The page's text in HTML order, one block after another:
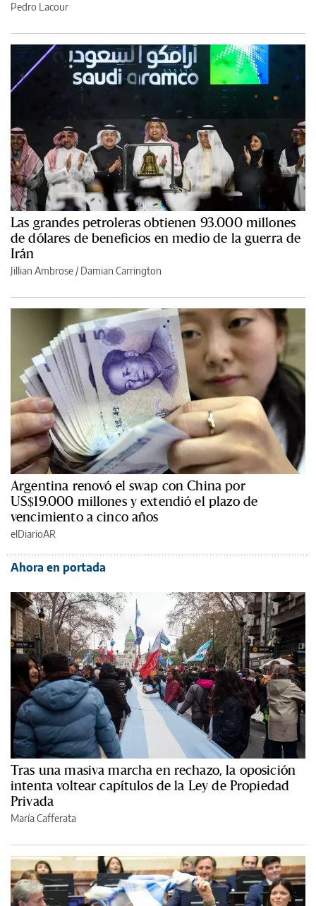
Pedro Lacour
Las grandes petroleras obtienen 93.000 millones
de dólares de beneficios en medio de la guerra de
Irán
Jillian Ambrose / Damian Carrington
Argentina renovó el swap con China por
US$19.000 millones y extendió el plazo de
vencimiento a cinco años
elDiarioAR
Ahora en portada
Tras una masiva marcha en rechazo, la oposición
intenta voltear capítulos de la Ley de Propiedad
Privada
María Cafferata